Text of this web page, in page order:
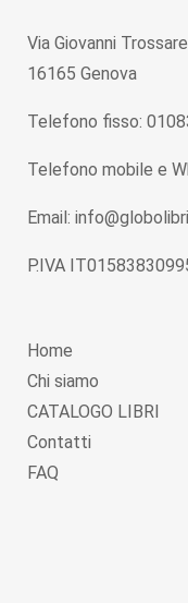
Via Giovanni
16165 Genova
Telefono fisso:
Telefono mobile e
Email:
P.IVA
Home
Chi siamo
CATALOGO LIBRI
Contatti
FAQ